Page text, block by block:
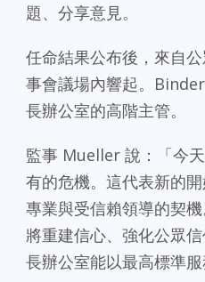
題、分享意見。
任命結果公布後，來自
事會議場內響起。
長辦公室的高階主管。
監事 Mueller 說：「今
有的危機。這代表新的
專業與受信賴領導的契
將重建信心、強化公眾
長辦公室能以最高標準服